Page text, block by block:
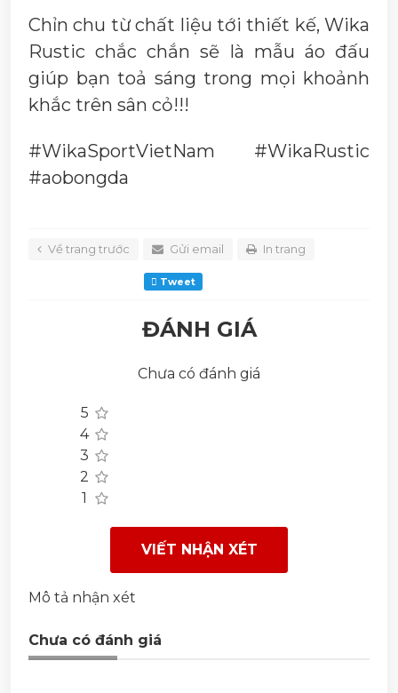
Chỉn chu từ chất liệu tới thiết kế, Wika
Rustic chắc chắn sẽ là mẫu áo đấu
giúp bạn toả sáng trong mọi khoảnh
khắc trên sân cỏ!!!
#WikaSportVietNam #WikaRustic
#aobongda
Về trang trước Gửi email In trang
Tweet
ĐÁNH GIÁ
Chưa có đánh giá
5
4
3
2
1
VIẾT NHẬN XÉT
Mô tả nhận xét
Chưa có đánh giá